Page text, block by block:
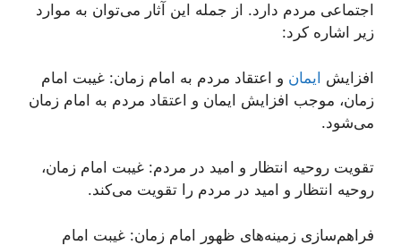
اجتماعی مردم دارد. از جمله این آثار می‌توان به موارد
زیر اشاره کرد:
افزایش ایمان و اعتقاد مردم به امام زمان: غیبت امام
زمان، موجب افزایش ایمان و اعتقاد مردم به امام زمان
می‌شود.
تقویت روحیه انتظار و امید در مردم: غیبت امام زمان،
روحیه انتظار و امید در مردم را تقویت می‌کند.
فراهم‌سازی زمینه‌های ظهور امام زمان: غیبت امام